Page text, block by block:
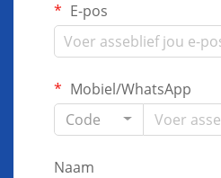
E-pos
Mobiel/WhatsApp
Code
Naam